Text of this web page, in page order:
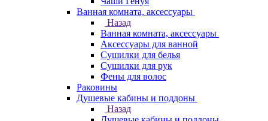
Ванная комната, аксессуары
Назад
Ванная комната, аксессуары
Аксессуары для ванной
Сушилки для белья
Сушилки для рук
Фены для волос
Раковины
Душевые кабины и поддоны
Назад